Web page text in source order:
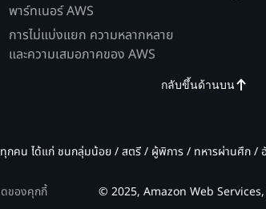
พาร์ทเนอร์ AWS
การไม่แบ่งแยก ความหลากหลาย
และความเสมอภาคของ AWS
กลับขึ้นด้านบน
ทุกคน ได้แก่ ชนกลุ่มน้อย / สตรี / ผู้พิการ / ทหารผ่านศึก
ของคุกกี้ © 2025, Amazon Web